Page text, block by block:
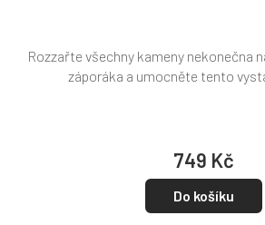
749 Kč
Do košíku
Rozzařte všechny kameny nekonečna
záporáka a umocněte tento